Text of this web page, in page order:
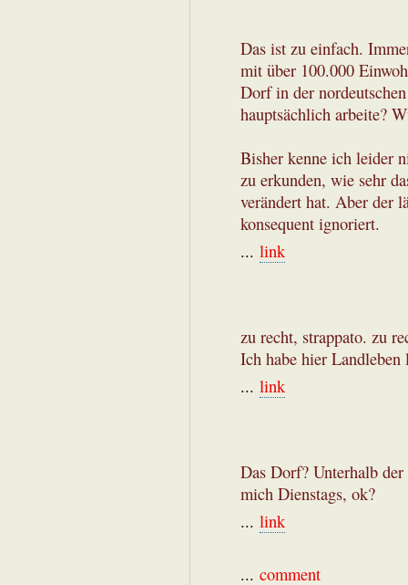
Das ist zu einfach.
mit über 100.000
Dorf in der
hauptsächlich arbeite?
Bisher kenne ich leider
zu erkunden, wie sehr
verändert hat. Aber der
konsequent ignoriert.
... link
zu recht, strappato. zu
Ich habe hier
... link
Das Dorf? Unterhalb
mich Dienstags, ok?
... link
... comment